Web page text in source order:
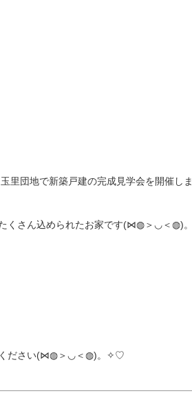
里団地で新築戸建の完成見学会を開催しま
くさん込められたお家です(⋈◍＞◡＜◍)。
ください(⋈◍＞◡＜◍)。✧♡